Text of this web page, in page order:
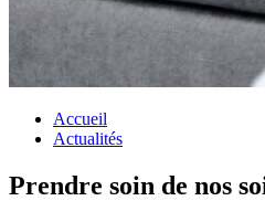
Accueil
Actualités
Prendre soin de nos